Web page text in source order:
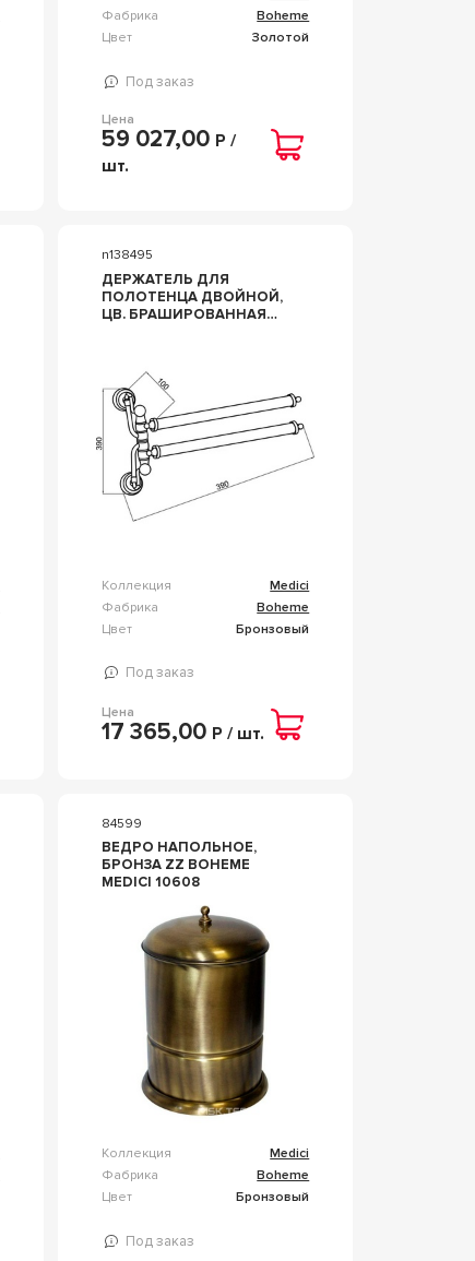
Фабрика
Boheme
Цвет
Золотой
Под заказ
Цена
59 027,00 Р /
шт.
n138495
ДЕРЖАТЕЛЬ ДЛЯ
ПОЛОТЕНЦА ДВОЙНОЙ,
ЦВ. БРАШИРОВАННАЯ
Коллекция
Medici
Фабрика
Boheme
Цвет
Бронзовый
Под заказ
Цена
17 365,00 Р / шт.
84599
ВЕДРО НАПОЛЬНОЕ,
БРОНЗА ZZ BOHEME
MEDICI 10608
Коллекция
Medici
Фабрика
Boheme
Цвет
Бронзовый
Под заказ